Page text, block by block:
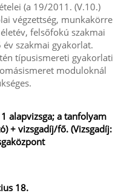
(a 19/2011. (V.10.)
végzettség, munkakörre
felsőfokú szakmai
év szakmai gyakorlat.
típusismereti gyakorlati
moduloknál
alapvizsga; a tanfolyam
+ vizsgadíj/fő. (Vizsgadíj:
18.